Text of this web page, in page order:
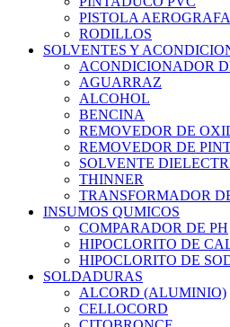
PISTOLA
RODILLOS
SOLVENTES Y
ACONDICIONADOR
AGUARRAZ
ALCOHOL
BENCINA
REMOVEDOR DE
REMOVEDOR DE
SOLVENTE
THINNER
TRANSFORMADOR
INSUMOS QUMICOS
COMPARADOR DE PH
HIPOCLORITO DE
HIPOCLORITO DE
SOLDADURAS
ALCORD (ALUMINIO)
CELLOCORD